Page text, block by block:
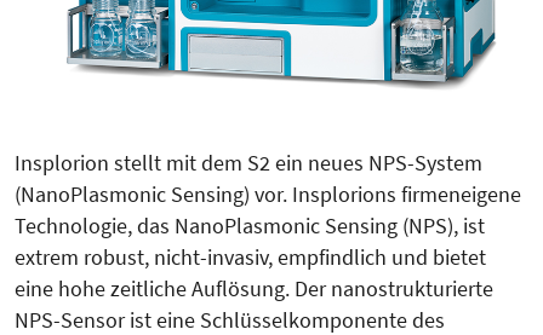
Insplorion stellt mit dem S2 ein neues NPS-System
(NanoPlasmonic Sensing) vor. Insplorions firmeneigene
Technologie, das NanoPlasmonic Sensing (NPS), ist
extrem robust, nicht-invasiv, empfindlich und bietet
eine hohe zeitliche Auflösung. Der nanostrukturierte
NPS-Sensor ist eine Schlüsselkomponente des